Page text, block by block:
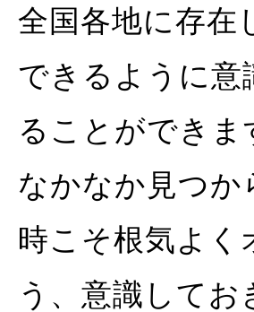
全国各地に存在
できるように意
ることができま
なかなか見つ
時こそ根気よ
う、意識して